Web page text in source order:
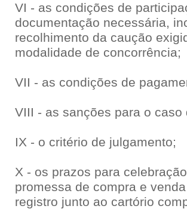
VI - as condições de
documentação necessária,
recolhimento da caução
modalidade de concorrência;
VII - as condições de
VIII - as sanções para o
IX - o critério de julgamento;
X - os prazos para
promessa de compra e
registro junto ao cartório